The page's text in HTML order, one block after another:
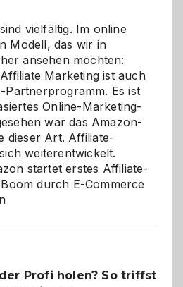
vielfältig. Im online
Modell, das wir in
ansehen möchten:
Marketing ist auch
Partnerprogramm. Es ist
Online-Marketing-
war das Amazon-
dieser Art. Affiliate-
weiterentwickelt.
startet erstes Affiliate-
durch E-Commerce
Profi holen? So triffst